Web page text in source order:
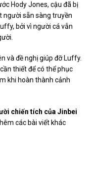
Hody Jones, cậu đã bị
người sẵn sàng truyền
bởi vì người cá vẫn
và đề nghị giúp đỡ Luffy.
thiết để có thể phục
khi hoàn thành cảnh
chiến tích của Jinbei
các bài viết khác